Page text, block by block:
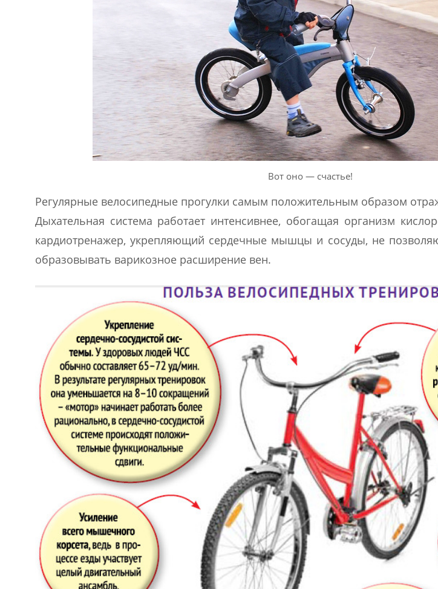
Вот оно — счастье!
Регулярные велосипедные прогулки самым положительным образом
Дыхательная система работает интенсивнее, обогащая организм
кардиотренажер, укрепляющий сердечные мышцы и сосуды, не
образовывать варикозное расширение вен.